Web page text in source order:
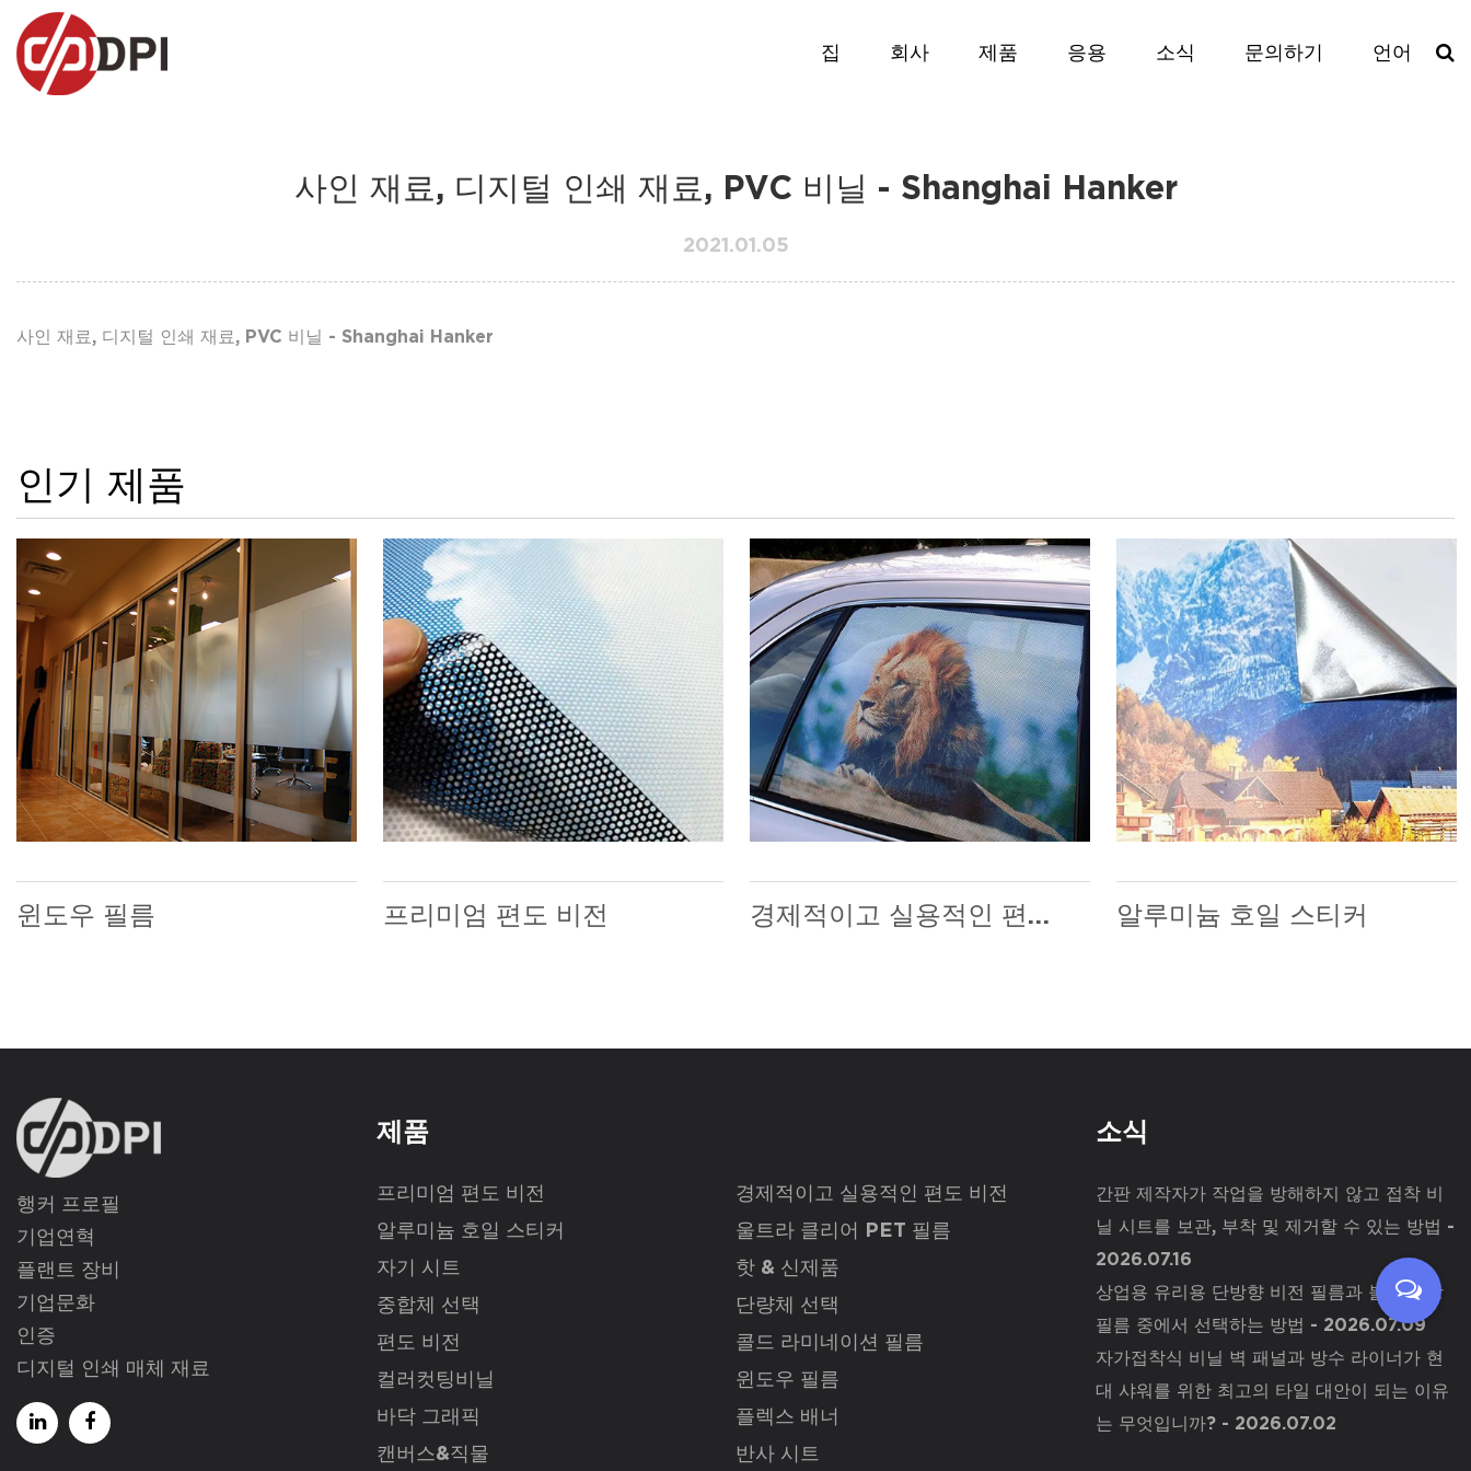
집 회사 제품 응용 소식 문의하기 언어
사인 재료, 디지털 인쇄 재료, PVC 비닐 - Shanghai Hanker
2021.01.05
사인 재료, 디지털 인쇄 재료, PVC 비닐 - Shanghai Hanker
인기 제품
윈도우 필름 프리미엄 편도 비전 경제적이고 실용적인 편도 비전 알루미늄 호일 스티커
행커 프로필
기업연혁
플랜트 장비
기업문화
인증
디지털 인쇄 매체 재료
제품
프리미엄 편도 비전
경제적이고 실용적인 편도 비전
알루미늄 호일 스티커
울트라 클리어 PET 필름
자기 시트
핫 & 신제품
중합체 선택
단량체 선택
편도 비전
콜드 라미네이션 필름
컬러컷팅비닐
윈도우 필름
바닥 그래픽
플렉스 배너
캔버스&직물
반사 시트
소식
간판 제작자가 작업을 방해하지 않고 접착 비
닐 시트를 보관, 부착 및 제거할 수 있는 방법 -
2026.07.16
상업용 유리용 단방향 비전 필름과 불투명 창
필름 중에서 선택하는 방법 - 2026.07.09
자가접착식 비닐 벽 패널과 방수 라이너가 현
대 샤워를 위한 최고의 타일 대안이 되는 이유
는 무엇입니까?- 2026.07.02